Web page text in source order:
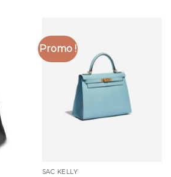
Promo !
SAC KELLY